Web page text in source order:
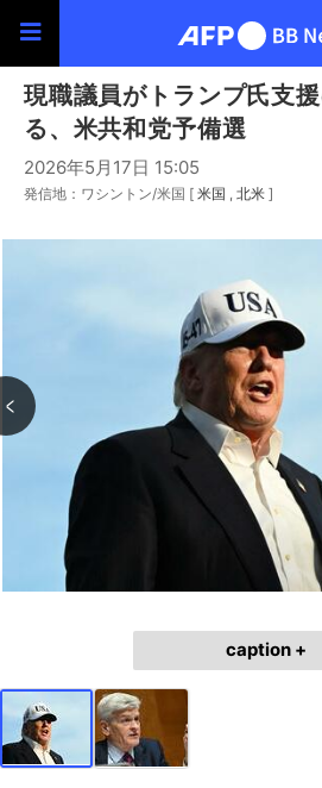
現職議員がトランプ氏支
る、米共和党予備選
2026年5月17日 15:05
発信地：ワシントン/米国 [ 米国 北米 ]
caption +